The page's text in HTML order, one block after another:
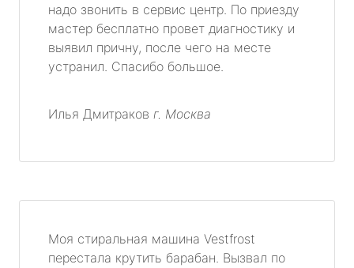
надо звонить в сервис центр. По приезду
мастер бесплатно провет диагностику и
выявил причну, после чего на месте
устранил. Спасибо большое.
Илья Дмитраков г. Москва
Моя стиральная машина Vestfrost
перестала крутить барабан. Вызвал по